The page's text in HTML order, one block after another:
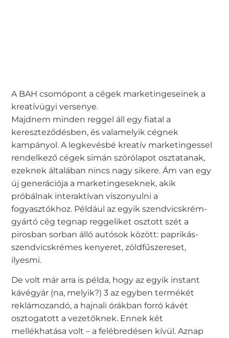
A BAH csomópont a cégek marketingeseinek a
kreatívügyi versenye.
Majdnem minden reggel áll egy fiatal a
kereszteződésben, és valamelyik cégnek
kampányol. A legkevésbé kreatív marketingessel
rendelkező cégek simán szórólapot osztatanak,
ezeknek általában nincs nagy sikere. Ám van egy
új generációja a marketingeseknek, akik
próbálnak interaktívan viszonyulni a
fogyasztókhoz. Például az egyik szendvicskrém-
gyártó cég tegnap reggeliket osztott szét a
pirosban sorban álló autósok között: paprikás-
szendvicskrémes kenyeret, zöldfűszereset,
ilyesmi.
De volt már arra is példa, hogy az egyik instant
kávégyár (na, melyik?) 3 az egyben termékét
reklámozandó, a hajnali órákban forró kávét
osztogatott a vezetőknek. Ennek két
mellékhatása volt – a felébredésen kívül. Aznap